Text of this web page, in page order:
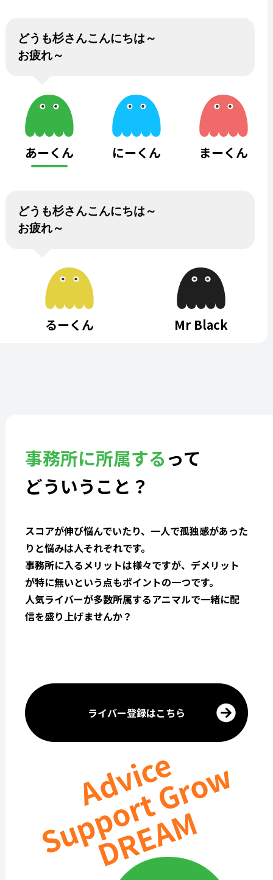
どうも杉さんこんにちは～
お疲れ～
あーくん にーくん まーくん
どうも杉さんこんにちは～
お疲れ～
るーくん Mr Black
事務所に所属するって
どういうこと？
スコアが伸び悩んでいたり、一人で孤独感があった
りと悩みは人それぞれです。
事務所に入るメリットは様々ですが、デメリット
が特に無いという点もポイントの一つです。
人気ライバーが多数所属するアニマルで一緒に配
信を盛り上げませんか？
ライバー登録はこちら
Advice
Support Grow
DREAM